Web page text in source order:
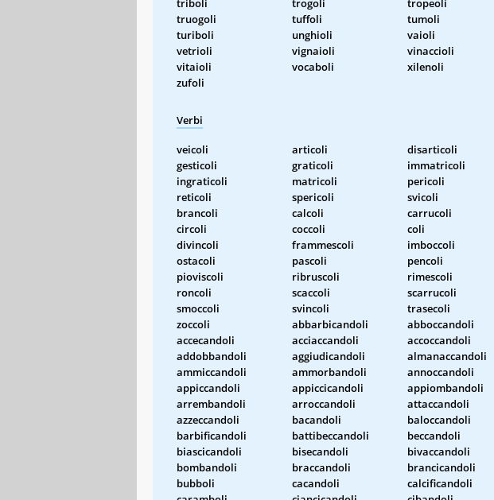
truogoli
tuffoli tumoli
turiboli
unghioli vaioli
vetrioli
vignaioli vinaccioli
vitaioli
vocaboli xilenoli
zufoli
Verbi
veicoli articoli disarticoli
gesticoli
graticoli immatricoli
ingraticoli
matricoli pericoli
reticoli
spericoli svicoli
brancoli
calcoli carrucoli
circoli
coccoli coli
divincoli
frammescoli imboccoli
ostacoli
pascoli pencoli
pioviscoli
ribruscoli rimescoli
roncoli
scaccoli scarrucoli
smoccoli
svincoli trasecoli
zoccoli
abbarbicandoli abboccandoli
accecandoli
acciaccandoli accoccandoli
addobbandoli
aggiudicandoli almanaccandoli
ammiccandoli
ammorbandoli annoccandoli
appiccandoli
appiccicandoli appiombandoli
arrembandoli
arroccandoli attaccandoli
azzeccandoli
bacandoli baloccandoli
barbificandoli
battibeccandoli beccandoli
biascicandoli
bisecandoli bivaccandoli
bombandoli
braccandoli brancicandoli
bubboli
cacandoli calcificandoli